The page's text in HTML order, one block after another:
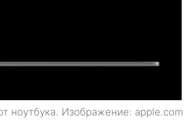
ноутбука. Изображение: apple.com